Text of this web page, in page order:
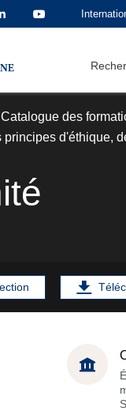
Catalogue des
principes d'éthique,